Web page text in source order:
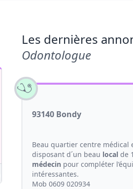
Les dernières
Odontologue
93140 Bondy
Beau quartier centre médical
disposant d´un beau local de
médecin pour compléter
intéressantes.
Mob 0609 020934